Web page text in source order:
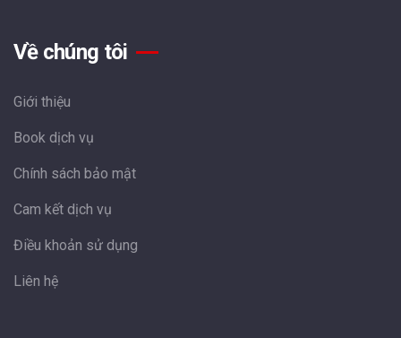
Về chúng tôi
Giới thiệu
Book dịch vụ
Chính sách bảo mật
Cam kết dịch vụ
Điều khoản sử dụng
Liên hệ